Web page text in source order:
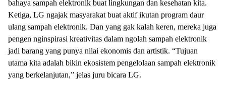
bahaya sampah elektronik buat lingkungan dan kesehatan kita.
Ketiga, LG ngajak masyarakat buat aktif ikutan program daur
ulang sampah elektronik. Dan yang gak kalah keren, mereka juga
pengen nginspirasi kreativitas dalam ngolah sampah elektronik
jadi barang yang punya nilai ekonomis dan artistik. “Tujuan
utama kita adalah bikin ekosistem pengelolaan sampah elektronik
yang berkelanjutan,” jelas juru bicara LG.